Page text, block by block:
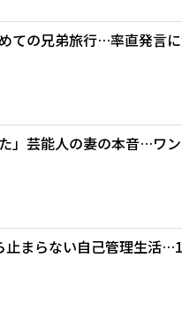
ての兄弟旅行…率直発言
」芸能人の妻の本音…ワ
止まらない自己管理生活